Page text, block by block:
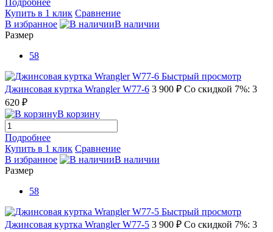
Подробнее
Купить в 1 клик Сравнение
В избранное
В наличии
Размер
58
Быстрый просмотр
Джинсовая куртка Wrangler W77-6 3 900 ₽ Со скидкой 7%: 3
620 ₽
В корзину
Подробнее
Купить в 1 клик Сравнение
В избранное
В наличии
Размер
58
Быстрый просмотр
Джинсовая куртка Wrangler W77-5 3 900 ₽ Со скидкой 7%: 3